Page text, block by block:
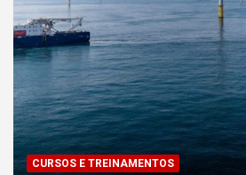
CURSOS E TREINAMENTOS